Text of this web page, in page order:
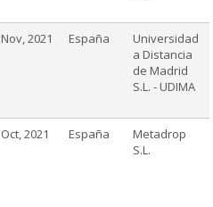
Nov, 2021 España
Universidad
a Distancia
de Madrid
S.L. - UDIMA
Oct, 2021 España
Metadrop
S.L.